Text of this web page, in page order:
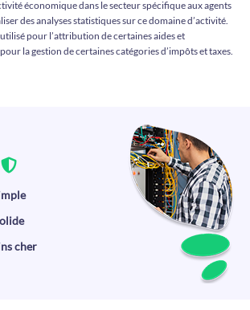
économique dans le secteur spécifique aux agents
des analyses statistiques sur ce domaine d’activité.
pour l’attribution de certaines aides et
la gestion de certaines catégories d’impôts et taxes.
cher